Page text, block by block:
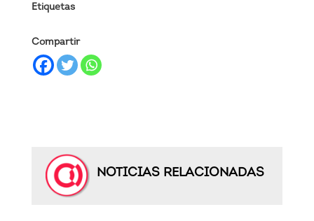
Etiquetas
Compartir
NOTICIAS RELACIONADAS